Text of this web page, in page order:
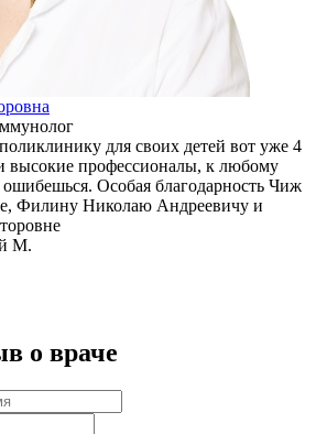
для своих детей вот уже 4
высокие профессионалы, к любому
Особая благодарность Чиж
Филину Николаю Андреевичу и
М.
о враче